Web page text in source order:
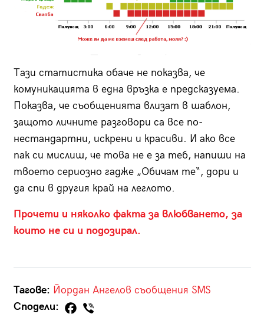
Тази статистика обаче не показва, че
комуникацията в една връзка е предсказуема.
Показва, че съобщенията влизат в шаблон,
защото личните разговори са все по-
нестандартни, искрени и красиви. И ако все
пак си мислиш, че това не е за теб, напиши на
твоето сериозно гадже „Обичам те“, дори и
да спи в другия край на леглото.
Прочети и няколко факта за влюбването, за
които не си и подозирал.
Тагове: Йордан Ангелов съобщения SMS
Сподели: